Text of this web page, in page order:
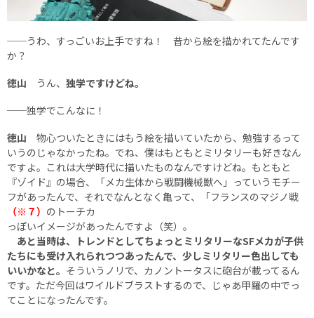
──うわ、すっごいお上手ですね！ 昔から絵を描かれてたんです
か？
徳山 うん、 独学ですけどね。
──独学でこんなに！
徳山 物心ついたときにはもう絵を描いていたから、勉強するって
いうのじゃなかったね。でね、僕はもともとミリタリーも好きなん
ですよ。これは大学時代に描いたものなんですけどね。もともと
『ゾイド』の場合、「メカ生体から戦闘機械獣へ」っていうモチー
フがあったんで、それでなんとなく亀って、「フランスのマジノ戦
（※７） のトーチカ
っぽいイメージがあったんですよ（笑）。
あと当時は、トレンドとしてちょっとミリタリーなSFメカが子供
たちにも受け入れられつつあったんで、少しミリタリー色出しても
いいかなと。 そういうノリで、カノントータスに砲台が載ってるん
です。ただ今回はワイルドブラストするので、じゃあ甲羅の中でっ
てことになったんです。